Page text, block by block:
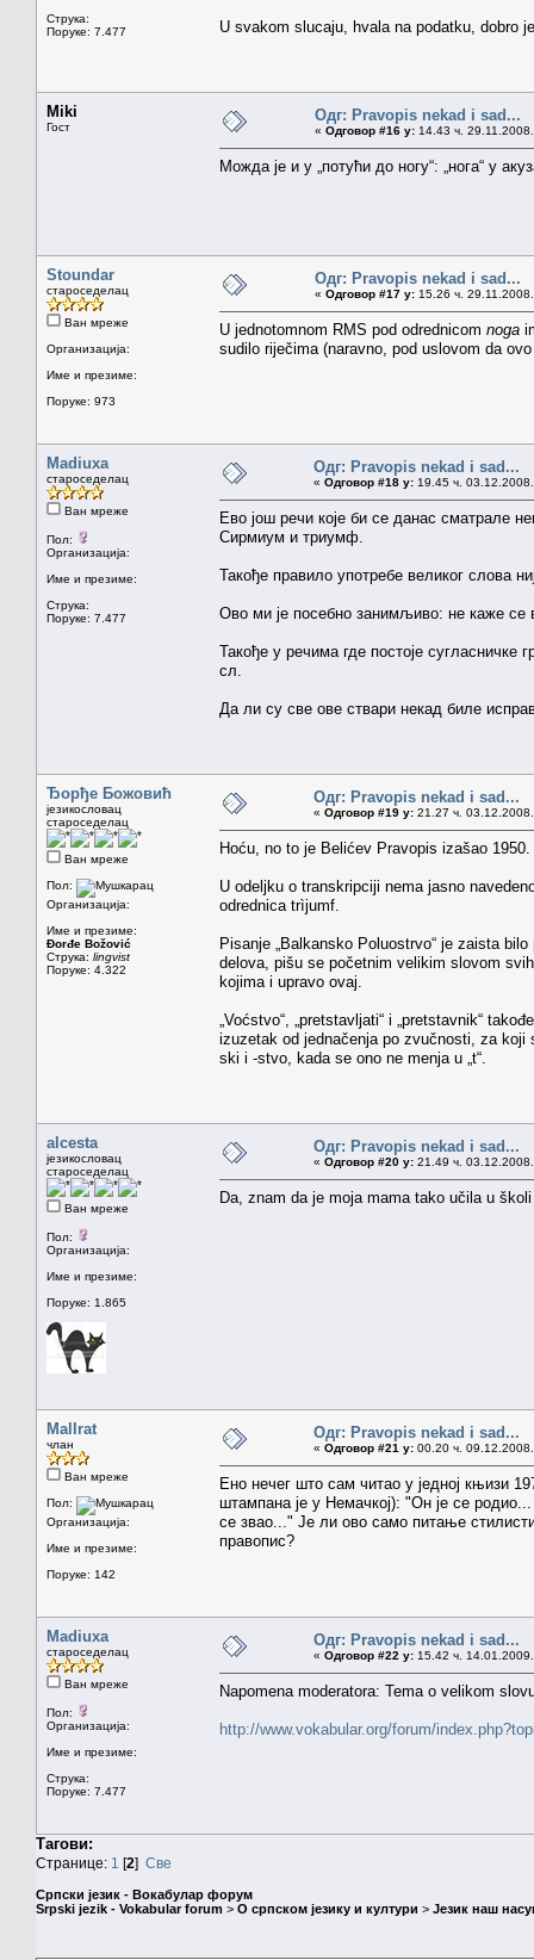
Струка:
Поруке: 7.477
U svakom slucaju, hvala na podatku, dobro
Miki
Гост
Одг: Pravopis nekad i sad...
« Одговор #16 у: 14.43 ч.
Можда је и у „потући до ногу“: „нога“ у
Stoundar
староседелац
Ван мреже
Организација:
Име и презиме:
Поруке: 973
Одг: Pravopis nekad i sad...
« Одговор #17 у: 15.26 ч.
U jednotomnom RMS pod odrednicom noga
sudilo riječima (naravno, pod uslovom da
Madiuxa
староседелац
Ван мреже
Пол:
Организација:
Име и презиме:
Струка:
Поруке: 7.477
Одг: Pravopis nekad i sad...
« Одговор #18 у: 19.45 ч.
Ево још речи које би се данас сматрале
Сирмиум и триумф.
Такође правило употребе великог слова
Ово ми је посебно занимљиво: не каже се
Такође у речима где постоје
сл.
Да ли су све ове ствари некад биле
Ђорђе Божовић
језикословац
староседелац
Ван мреже
Пол:
Организација:
Име и презиме:
Đorđe Božović
Струка: lingvist
Поруке: 4.322
Одг: Pravopis nekad i sad...
« Одговор #19 у: 21.27 ч.
Hoću, no to je Belićev Pravopis izašao 1950.
U odeljku o transkripciji nema jasno
odrednica trìjumf.
Pisanje „Balkansko Poluostrvo“ je zaista
delova, pišu se početnim velikim slovom
kojima i upravo ovaj.
„Voćstvo“, „pretstavljati“ i „pretstavnik“
izuzetak od jednačenja po zvučnosti, za koji
ski i -stvo, kada se ono ne menja u „t“.
alcesta
језикословац
староседелац
Ван мреже
Пол:
Организација:
Име и презиме:
Поруке: 1.865
Одг: Pravopis nekad i sad...
« Одговор #20 у: 21.49 ч.
Da, znam da je moja mama tako učila u
Mallrat
члан
Ван мреже
Пол:
Организација:
Име и презиме:
Поруке: 142
Одг: Pravopis nekad i sad...
« Одговор #21 у: 00.20 ч.
Ено нечег што сам читао у једној књизи
штампана је у Немачкој): "Он је се
се звао..." Је ли ово само питање
правопис?
Madiuxa
староседелац
Ван мреже
Пол:
Организација:
Име и презиме:
Струка:
Поруке: 7.477
Одг: Pravopis nekad i sad...
« Одговор #22 у: 15.42 ч.
Napomena moderatora: Tema o velikom
http://www.vokabular.org/forum/
Тагови:
Странице: 1 [2] Све
Српски језик - Вокабулар форум
Srpski jezik - Vokabular forum > О српском језику и култури > Језик наш